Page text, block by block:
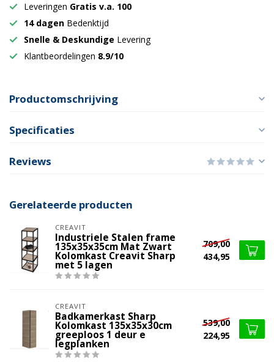
Leveringen Gratis v.a. 100
14 dagen Bedenktijd
Snelle & Deskundige Levering
Klantbeordelingen 8.9/10
Productomschrijving
Specificaties
Reviews
Gerelateerde producten
CREAVIT
Industriele Stalen frame
135x35x35cm Mat Zwart
Kolomkast Creavit Sharp
met 5 lagen
709,00
434,95
CREAVIT
Badkamerkast Sharp
Kolomkast 135x35x30cm
greeploos 1 deur e
legplanken
539,00
224,95